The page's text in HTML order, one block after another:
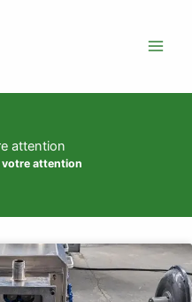
attention
votre attention